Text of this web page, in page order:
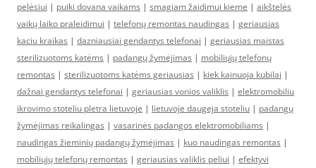
pelėsiui | puiki dovana vaikams | smagiam žaidimui kieme | aikštelės
vaikų laiko praleidimui | telefonų remontas naudingas | geriausias
kaciu kraikas | dazniausiai gendantys telefonai | geriausias maistas
sterilizuotoms katėms | padangų žymėjimas | mobiliųjų telefonų
remontas | sterilizuotoms katėms geriausias | kiek kainuoja kubilai |
dažnai gendantys telefonai | geriausias vonios valiklis | elektromobiliu
ikrovimo stoteliu pletra lietuvoje | lietuvoje daugeja stoteliu | padangų
žymėjimas reikalingas | vasarinės padangos elektromobiliams |
naudingas žieminių padangų žymėjimas | kuo naudingas remontas |
mobiliųjų telefonų remontas | geriausias valiklis peliui | efektyvi